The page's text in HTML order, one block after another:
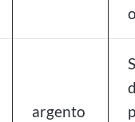
argento